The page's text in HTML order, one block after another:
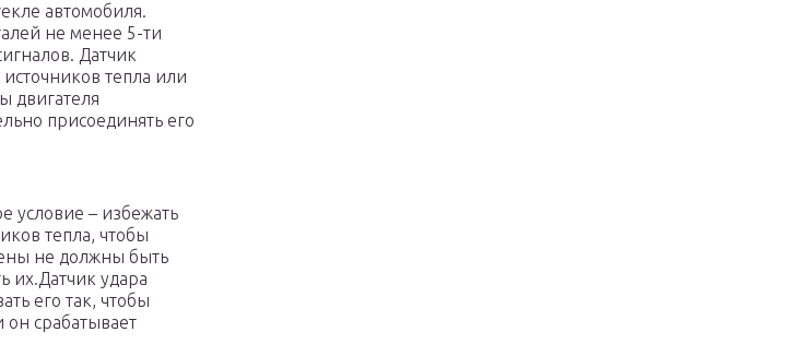
автомобиля.
не менее 5-ти
Датчик
тепла или
двигателя
присоединять его
условие – избежать
тепла, чтобы
не должны быть
их.Датчик удара
его так, чтобы
он срабатывает